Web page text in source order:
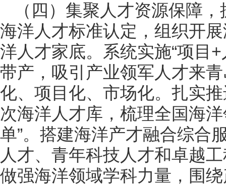
（四）集聚人才资源保障
海洋人才标准认定，组织开
洋人才家底。系统实施“项目
带产，吸引产业领军人才来
化、项目化、市场化。扎实
次海洋人才库，梳理全国海
单”。搭建海洋产才融合综合
人才、青年科技人才和卓越
做强海洋领域学科力量，围